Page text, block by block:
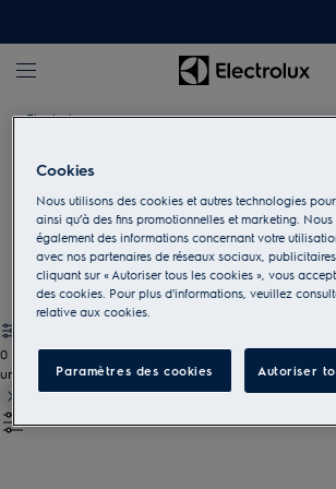
Electrolux
Accessoires pour la
Donnez une autre dimension à votre cuisine
et accessoires adaptés.
0
undefined
Cookies
Nous utilisons des cookies et autres technologies
ainsi qu’à des fins promotionnelles et marketing.
également des informations concernant votre
avec nos partenaires de réseaux sociaux,
cliquant sur « Autoriser tous les cookies », vous
des cookies. Pour plus d'informations, veuillez
relative aux cookies.
Paramètres des cookies Autoriser